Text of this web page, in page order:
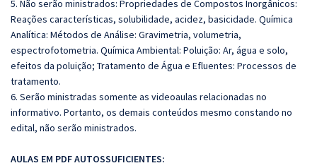
5. Não serão ministrados: Propriedades de Compostos Inorgânicos:
Reações características, solubilidade, acidez, basicidade. Química
Analítica: Métodos de Análise: Gravimetria, volumetria,
espectrofotometria. Química Ambiental: Poluição: Ar, água e solo,
efeitos da poluição; Tratamento de Água e Efluentes: Processos de
tratamento.
6. Serão ministradas somente as videoaulas relacionadas no
informativo. Portanto, os demais conteúdos mesmo constando no
edital, não serão ministrados.
AULAS EM PDF AUTOSSUFICIENTES: